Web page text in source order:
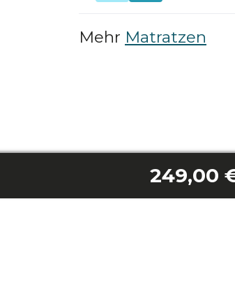
Mehr Matratzen
249,00